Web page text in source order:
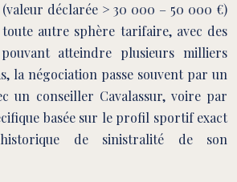
(valeur déclarée > 30 000 – 50 000 €)
autre sphère tarifaire, avec des
atteindre plusieurs milliers
la négociation passe souvent par un
un conseiller Cavalassur, voire par
basée sur le profil sportif exact
de sinistralité de son